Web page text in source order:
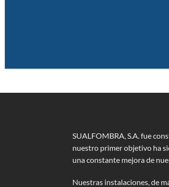
SUALFOMBRA, S.A. fue
nuestro primer objetivo ha
una constante mejora de
Nuestras instalaciones, de